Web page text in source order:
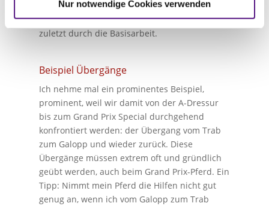
Nur notwendige Cookies verwenden
andererseits um den Skelett- und
Muskelapparat in Ruhe reifen zu lassen – nicht
zuletzt durch die Basisarbeit.
Beispiel Übergänge
Ich nehme mal ein prominentes Beispiel,
prominent, weil wir damit von der A-Dressur
bis zum Grand Prix Special durchgehend
konfrontiert werden: der Übergang vom Trab
zum Galopp und wieder zurück. Diese
Übergänge müssen extrem oft und gründlich
geübt werden, auch beim Grand Prix-Pferd. Ein
Tipp: Nimmt mein Pferd die Hilfen nicht gut
genug an, wenn ich vom Galopp zum Trab